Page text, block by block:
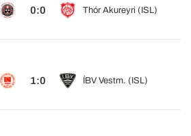
0:0 Thór Akureyri (ISL)
1:0 ÍBV Vestm. (ISL)